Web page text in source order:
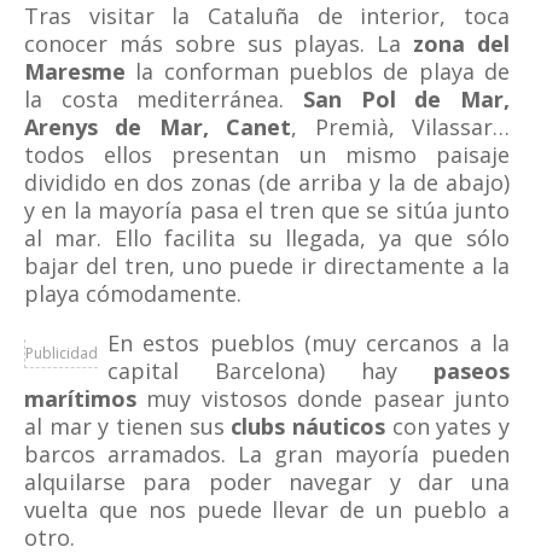
Tras visitar la Cataluña de interior, toca
conocer más sobre sus playas. La zona del
Maresme la conforman pueblos de playa de
la costa mediterránea. San Pol de Mar,
Arenys de Mar, Canet, Premià, Vilassar…
todos ellos presentan un mismo paisaje
dividido en dos zonas (de arriba y la de abajo)
y en la mayoría pasa el tren que se sitúa junto
al mar. Ello facilita su llegada, ya que sólo
bajar del tren, uno puede ir directamente a la
playa cómodamente.
Publicidad
En estos pueblos (muy cercanos a la
capital Barcelona) hay paseos
marítimos muy vistosos donde pasear junto
al mar y tienen sus clubs náuticoscon yates y
barcos arramados. La gran mayoría pueden
alquilarse para poder navegar y dar una
vuelta que nos puede llevar de un pueblo a
otro.